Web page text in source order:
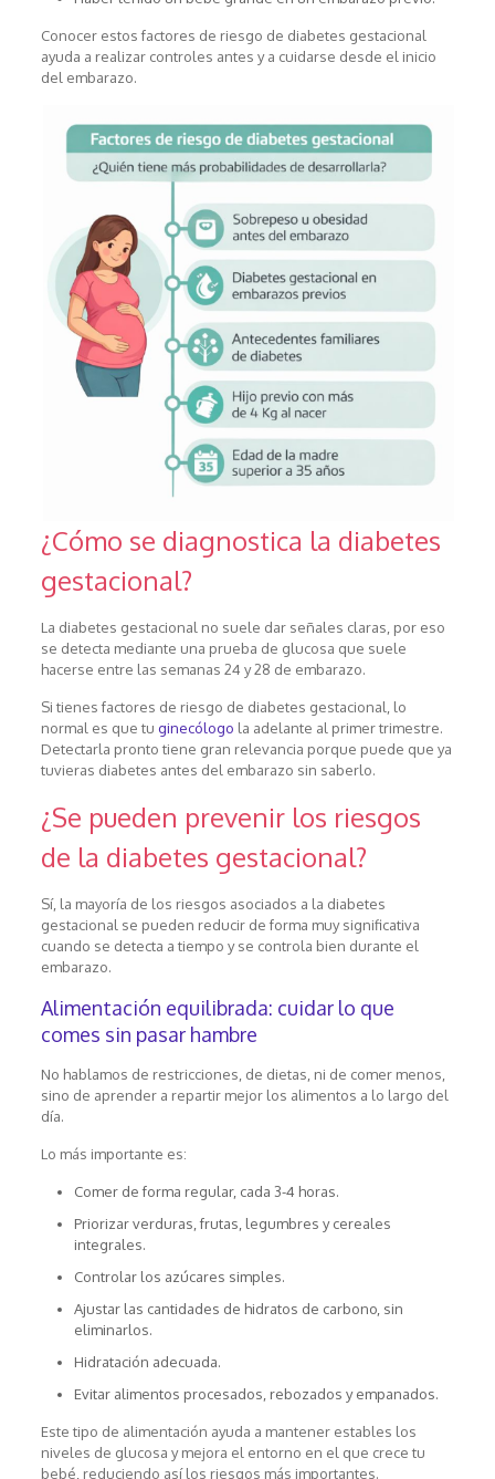
Conocer estos factores de riesgo de diabetes gestacional
ayuda a realizar controles antes y a cuidarse desde el inicio
del embarazo.
¿Cómo se diagnostica la diabetes
gestacional?
La diabetes gestacional no suele dar señales claras, por eso
se detecta mediante una prueba de glucosa que suele
hacerse entre las semanas 24 y 28 de embarazo.
Si tienes factores de riesgo de diabetes gestacional, lo
normal es que tu ginecólogo la adelante al primer trimestre.
Detectarla pronto tiene gran relevancia porque puede que ya
tuvieras diabetes antes del embarazo sin saberlo.
¿Se pueden prevenir los riesgos
de la diabetes gestacional?
Sí, la mayoría de los riesgos asociados a la diabetes
gestacional se pueden reducir de forma muy significativa
cuando se detecta a tiempo y se controla bien durante el
embarazo.
Alimentación equilibrada: cuidar lo que
comes sin pasar hambre
No hablamos de restricciones, de dietas, ni de comer menos,
sino de aprender a repartir mejor los alimentos a lo largo del
día.
Lo más importante es:
Comer de forma regular, cada 3-4 horas.
Priorizar verduras, frutas, legumbres y cereales
integrales.
Controlar los azúcares simples.
Ajustar las cantidades de hidratos de carbono, sin
eliminarlos.
Hidratación adecuada.
Evitar alimentos procesados, rebozados y empanados.
Este tipo de alimentación ayuda a mantener estables los
niveles de glucosa y mejora el entorno en el que crece tu
bebé, reduciendo así los riesgos más importantes.